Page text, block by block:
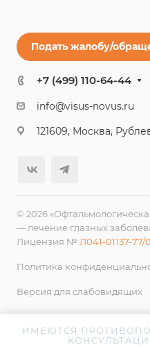
Подать жалобу/
+7 (499) 110-64-44
info@visus-novus.ru
121609, Москва,
© 2026
— лечение глазных
Лицензия № Л041-01137-77/
Политика
Версия для слабовидящих
ИМЕЮТСЯ